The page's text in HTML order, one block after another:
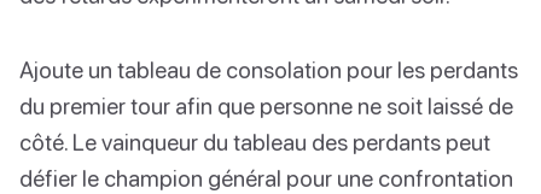
Ajoute un tableau de consolation pour les perdants
du premier tour afin que personne ne soit laissé de
côté. Le vainqueur du tableau des perdants peut
défier le champion général pour une confrontation